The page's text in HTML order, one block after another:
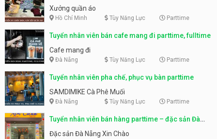
Xưởng quần áo
Hồ Chí Minh Tùy Năng Lực Parttime
Tuyển nhân viên bán cafe mang đi parttime, fulltime
Cafe mang đi
Đà Nẵng Tùy Năng Lực Parttime
Tuyển nhân viên pha chế, phục vụ bàn parttime
SAMDIMIKE Cà Phê Muối
Đà Nẵng Tùy Năng Lực Parttime
Tuyển nhân viên bán hàng parttime – đặc sản Đà
Nẵng
Đặc sản Đà Nẵng Xin Chào